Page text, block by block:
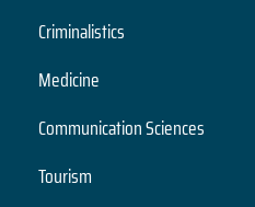
Criminalistics
Medicine
Communication Sciences
Tourism